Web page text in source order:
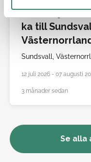
ka till
Sundsvall,
12 juli 2026 - 07 augusti
3 månader sedan
Se alla